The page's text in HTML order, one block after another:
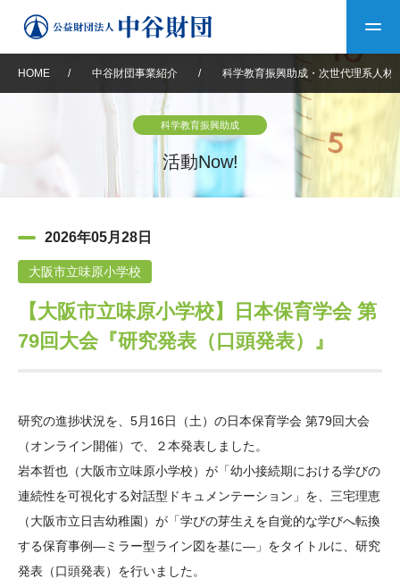
中谷財団について
設立趣意書
沿革 40年史デジタルブック
中谷財団40年史
役員・評議員 公開情報
年報一覧 中谷財団レポート
中谷財団事業紹介
神戸賞 長期大型研究助成
大学院生奨学金
国際学生交流プログラ
ム
科学教育振興助成・
次世代理系人材育成プ
ログラム助成
中谷財団動画紹介
その他情報
アクセス よくあるご質問
サイトマップ 中谷財団アーカイブ
日本語 English
HOME / 中谷財団事業紹介 / 科学教育振興助成・次世代理系人材
科学教育振興助成
活動Now!
2026年05月28日
大阪市立味原小学校
【大阪市立味原小学校】日本保育学会 第
79回大会『研究発表（口頭発表）』
研究の進捗状況を、5月16日（土）の日本保育学会 第79回大会
（オンライン開催）で、２本発表しました。
岩本哲也（大阪市立味原小学校）が「幼小接続期における学びの
連続性を可視化する対話型ドキュメンテーション」を、三宅理恵
（大阪市立日吉幼稚園）が「学びの芽生えを自覚的な学びへ転換
する保育事例―ミラー型ライン図を基に―」をタイトルに、研究
発表（口頭発表）を行いました。